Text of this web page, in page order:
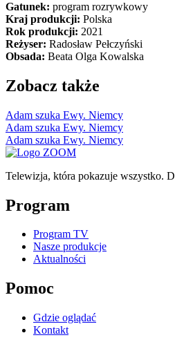
Gatunek: program rozrywkowy
Kraj produkcji: Polska
Rok produkcji: 2021
Reżyser: Radosław Pełczyński
Obsada: Beata Olga Kowalska
Zobacz także
Adam szuka Ewy. Niemcy
Adam szuka Ewy. Niemcy
Adam szuka Ewy. Niemcy
Telewizja, która pokazuje wszystko.
Program
Program TV
Nasze produkcje
Aktualności
Pomoc
Gdzie oglądać
Kontakt